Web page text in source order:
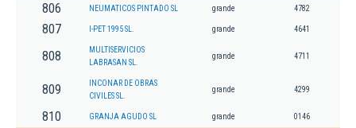
806 NEUMATICOS PINTADO SL grande 4782
807 I-PET 1995 SL. grande 4641
808
MULTISERVICIOS
LABRASAN SL.
grande 4711
809
INCONAR DE OBRAS
CIVILES SL.
grande 4299
810 GRANJA AGUDO SL grande 0146